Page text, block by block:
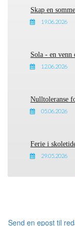
Skap en
19.06.2026
Sola - en venn
12.06.2026
Nulltoleranse
05.06.2026
Ferie i
29.05.2026
Send en epost til